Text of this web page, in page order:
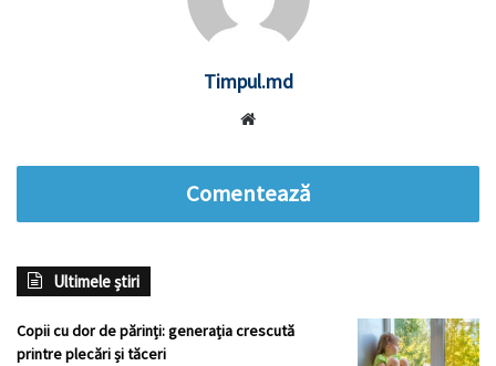
Timpul.md
Comentează
Ultimele știri
Copii cu dor de părinți: generația crescută
printre plecări și tăceri